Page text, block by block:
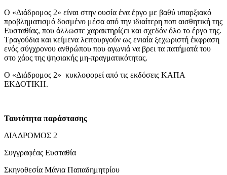
Ο «Διάδρομος 2» είναι στην ουσία ένα έργο με βαθύ υπαρξιακό
προβληματισμό δοσμένο μέσα από την ιδιαίτερη ποπ αισθητική της
Ευσταθίας, που άλλωστε χαρακτηρίζει και σχεδόν όλο το έργο της.
Τραγούδια και κείμενα λειτουργούν ως ενιαία ξεχωριστή έκφραση
ενός σύγχρονου ανθρώπου που αγωνιά να βρει τα πατήματά του
στο χάος της ψηφιακής μη-πραγματικότητας.
Ο «Διάδρομος 2» κυκλοφορεί από τις εκδόσεις ΚΑΠΑ
ΕΚΔΟΤΙΚΗ.
Ταυτότητα παράστασης
ΔΙΑΔΡΟΜΟΣ 2
Συγγραφέας Ευσταθία
Σκηνοθεσία Μάνια Παπαδημητρίου